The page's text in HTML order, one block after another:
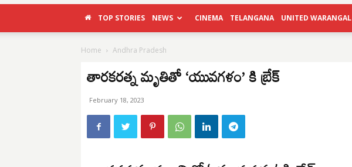
TOP STORIES NEWS CINEMA TELANGANA UNITED WARANGAL
Home Andhra Pradesh
తార‌క‌ర‌త్న మృతితో ‘యువగళం’ కి బ్రేక్
February 18, 2023